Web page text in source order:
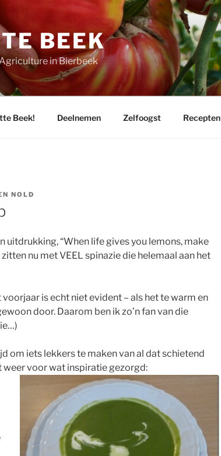
BEEK
in Bierbeek
Beek! Deelnemen Zelfoogst Recepten
NOLD
uitdrukking, “When life gives you lemons, make
zitten nu met VEEL spinazie die helemaal aan het
voorjaar is echt niet evident – als het te warm en
door. Daarom ben ik zo’n fan van die
om iets lekkers te maken van al dat schietend
weer voor wat inspiratie gezorgd: